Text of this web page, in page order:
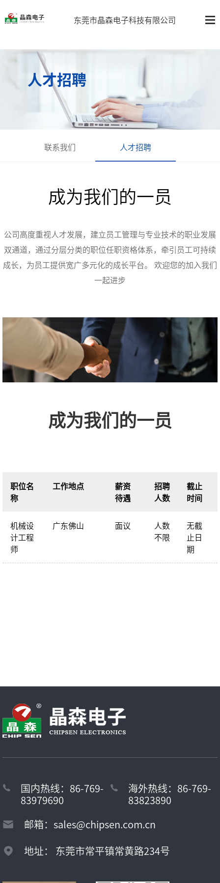
东莞市晶森电子科技有限公司
人才招聘
联系我们 人才招聘
成为我们的一员
公司高度重视人才发展，建立员工管理与专业技术的职业发展
双通道，通过分层分类的职位任职资格体系，牵引员工可持续
成长，为员工提供宽广多元化的成长平台。 欢迎您的加入我们
一起进步
成为我们的一员
职位名
称
工作地点
薪资
待遇
招聘
人数
截止
时间
机械设
计工程
师
广东佛山 面议
人数
不限
无截
止日
期
国内热线：86-769-
83979690
海外热线：86-769-
83823890
邮箱：sales@chipsen.com.cn
地址： 东莞市常平镇常黄路234号